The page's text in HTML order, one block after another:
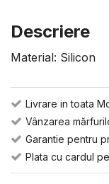
Descriere
Material: Silicon
Livrare in toata
Vânzarea
Garantie pentru
Plata cu cardul